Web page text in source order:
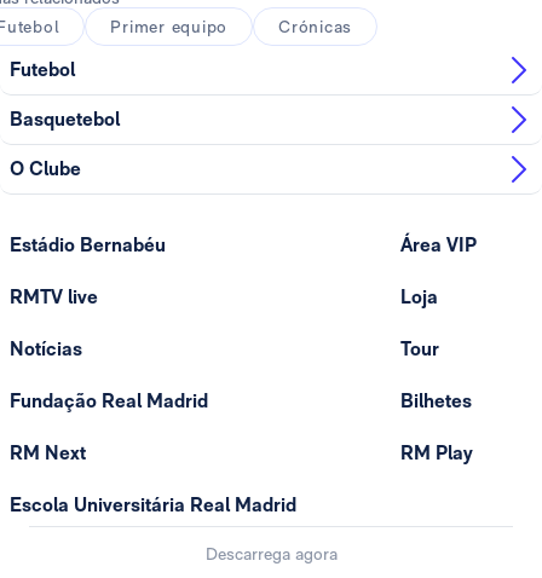
Primer equipo Crónicas
Futebol
Basquetebol
O Clube
Estádio Bernabéu
RMTV live
Notícias
Fundação Real Madrid
RM Next
Escola Universitária Real Madrid
Área VIP
Loja
Tour
Bilhetes
RM Play
Descarrega agora